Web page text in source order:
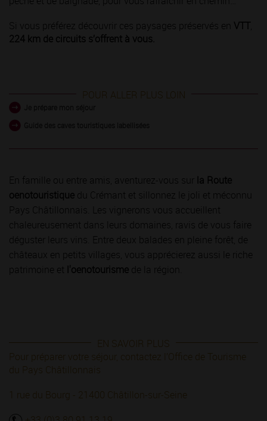
En famille ou entre amis, aventurez-vous sur la Route
oenotouristique du Crémant et sillonnez le joli et méconnu
Pays Châtillonnais. Les vignerons vous accueillent
chaleureusement dans leurs domaines, ravis de vous faire
déguster leurs vins. Entre deux balades en pleine forêt, de
châteaux en petits villages, vous apprécierez aussi le riche
patrimoine et l'oenotourisme de la région.
EN SAVOIR PLUS
Pour préparer votre séjour, contactez l’Office de Tourisme
du Pays Châtillonnais
1 rue du Bourg - 21400 Châtillon-sur-Seine
Si vous préférez découvrir ces paysages préservés en VTT
224 km de circuits s’offrent à vous.
POUR ALLER PLUS LOIN